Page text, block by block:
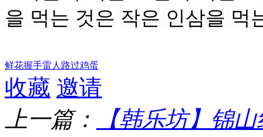
을 먹는 것은 작은 인삼을 먹
鲜花握手雷人 路过鸡蛋
收藏 邀请
上一篇：
【韩乐坊】锦